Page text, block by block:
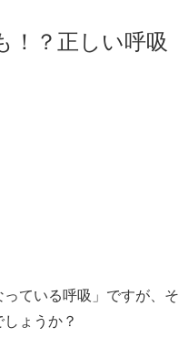
！？正しい呼吸
ている呼吸」ですが、そ
ょうか？